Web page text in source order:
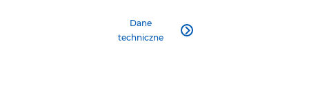
Dane
techniczne
